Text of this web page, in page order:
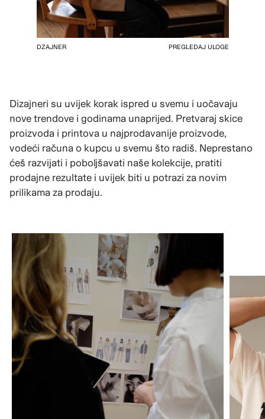
DZAJNER PREGLEDAJ ULOGE
Dizajneri su uvijek korak ispred u svemu i uočavaju
nove trendove i godinama unaprijed. Pretvaraj skice
proizvoda i printova u najprodavanije proizvode,
vodeći računa o kupcu u svemu što radiš. Neprestano
ćeš razvijati i poboljšavati naše kolekcije, pratiti
prodajne rezultate i uvijek biti u potrazi za novim
prilikama za prodaju.